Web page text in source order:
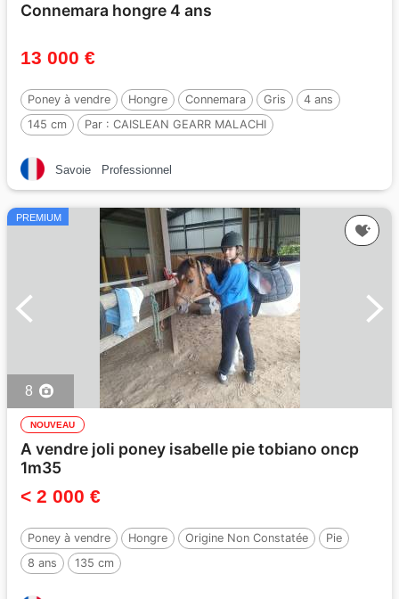
Connemara hongre 4 ans
13 000 €
Poney à vendre Hongre Connemara Gris
4 ans
145 cm
Par : CAISLEAN GEARR MALACHI
Savoie Professionnel
PREMIUM
8
NOUVEAU
A vendre joli poney isabelle pie tobiano oncp
1m35
< 2 000 €
Poney à vendre Hongre Origine Non Constatée
Pie
8 ans
135 cm